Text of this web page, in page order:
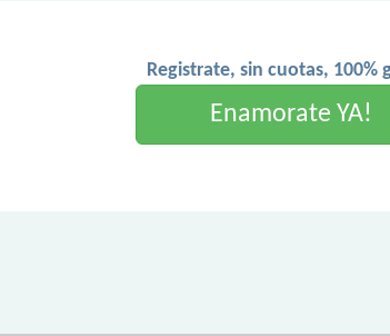
Registrate, sin cuotas, 100%
Enamorate YA!